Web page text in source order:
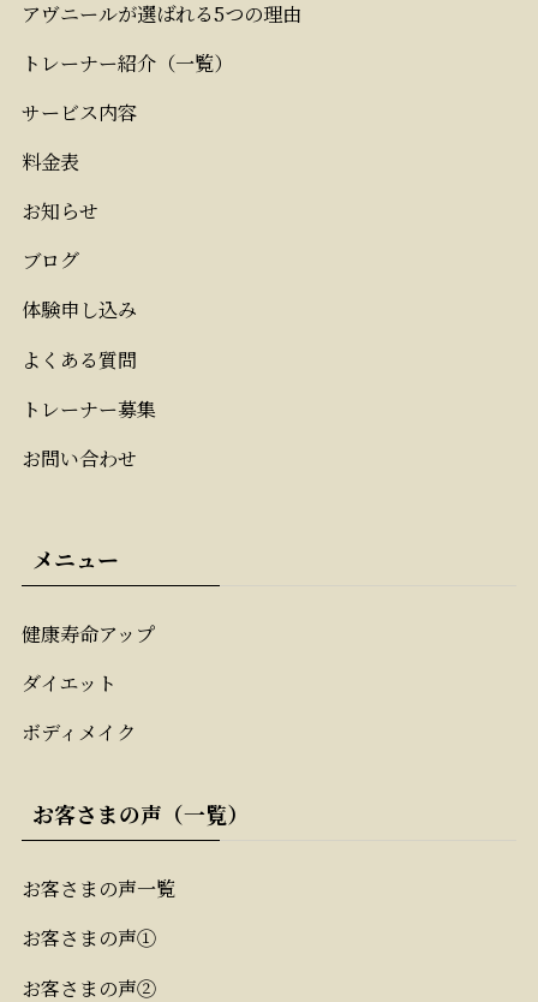
アヴニールが選ばれる5つの理由
トレーナー紹介（一覧）
サービス内容
料金表
お知らせ
ブログ
体験申し込み
よくある質問
トレーナー募集
お問い合わせ
メニュー
健康寿命アップ
ダイエット
ボディメイク
お客さまの声（一覧）
お客さまの声一覧
お客さまの声①
お客さまの声②